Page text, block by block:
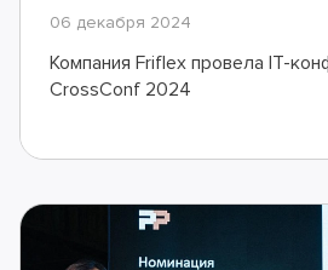
06 декабря 2024
Компания Friflex провела IT-
CrossConf 2024